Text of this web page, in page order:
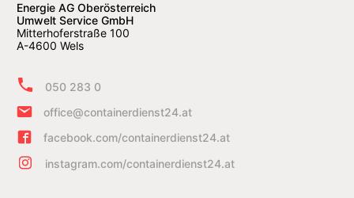
Energie AG Oberösterreich
Umwelt Service GmbH
Mitterhoferstraße 100
A-4600 Wels
050 283 0
office@containerdienst24.at
facebook.com/containerdienst24.at
instagram.com/containerdienst24.at